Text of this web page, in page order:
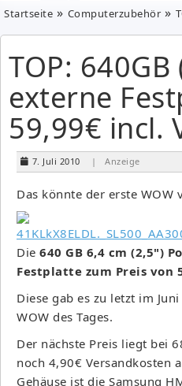
Startseite Computerzubehör
TOP: 640GB
externe
59,99€ incl.
7. Juli 2010 | Anzeige
Das könnte der erste WOW
Die 640 GB 6,4 cm (2,5")
Festplatte zum Preis von
Diese gab es zu letzt im
WOW des Tages.
Der nächste Preis liegt bei
noch 4,90€ Versandkosten
Gehäuse ist die Samsung